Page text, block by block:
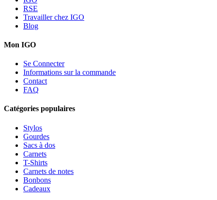
RSE
Travailler chez IGO
Blog
Mon IGO
Se Connecter
Informations sur la commande
Contact
FAQ
Catégories populaires
Stylos
Gourdes
Sacs à dos
Carnets
T-Shirts
Carnets de notes
Bonbons
Cadeaux